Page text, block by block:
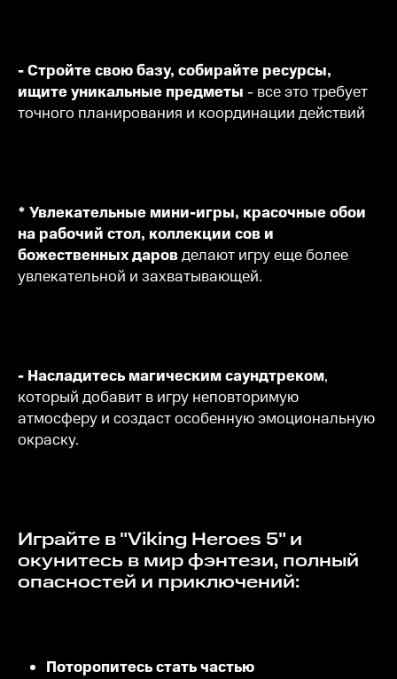
- Стройте свою базу, собирайте ресурсы,
ищите уникальные предметы - все это требует
точного планирования и координации действий
* Увлекательные мини-игры, красочные обои
на рабочий стол, коллекции сов и
божественных даровделают игру еще более
увлекательной и захватывающей.
- Насладитесь магическим саундтреком,
который добавит в игру неповторимую
атмосферу и создаст особенную эмоциональную
окраску.
Играйте в "Viking Heroes 5" и
окунитесь в мир фэнтези, полный
опасностей и приключений:
Поторопитесь стать частью